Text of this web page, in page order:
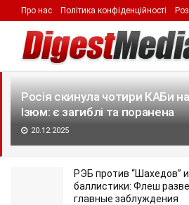
LATEST TRENDING
Росія скинула чотири КАБи на
Ізюм: є загиблі та поранена
20.12.2025
РЭБ против “Шахедов” и
баллистики: Флеш
главные заблуждения
Про нас Політика конфіденційності